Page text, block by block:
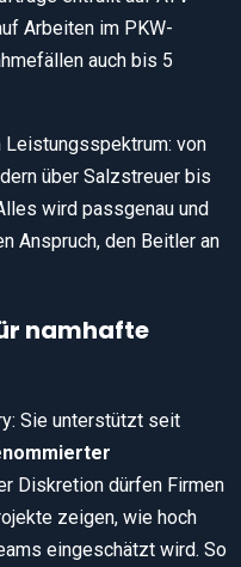
Arbeiten im PKW-
auch bis 5
von
über Salzstreuer bis
wird passgenau und
Anspruch, den Beitler an
namhafte
Sie unterstützt seit
Diskretion dürfen Firmen
zeigen, wie hoch
eingeschätzt wird. So